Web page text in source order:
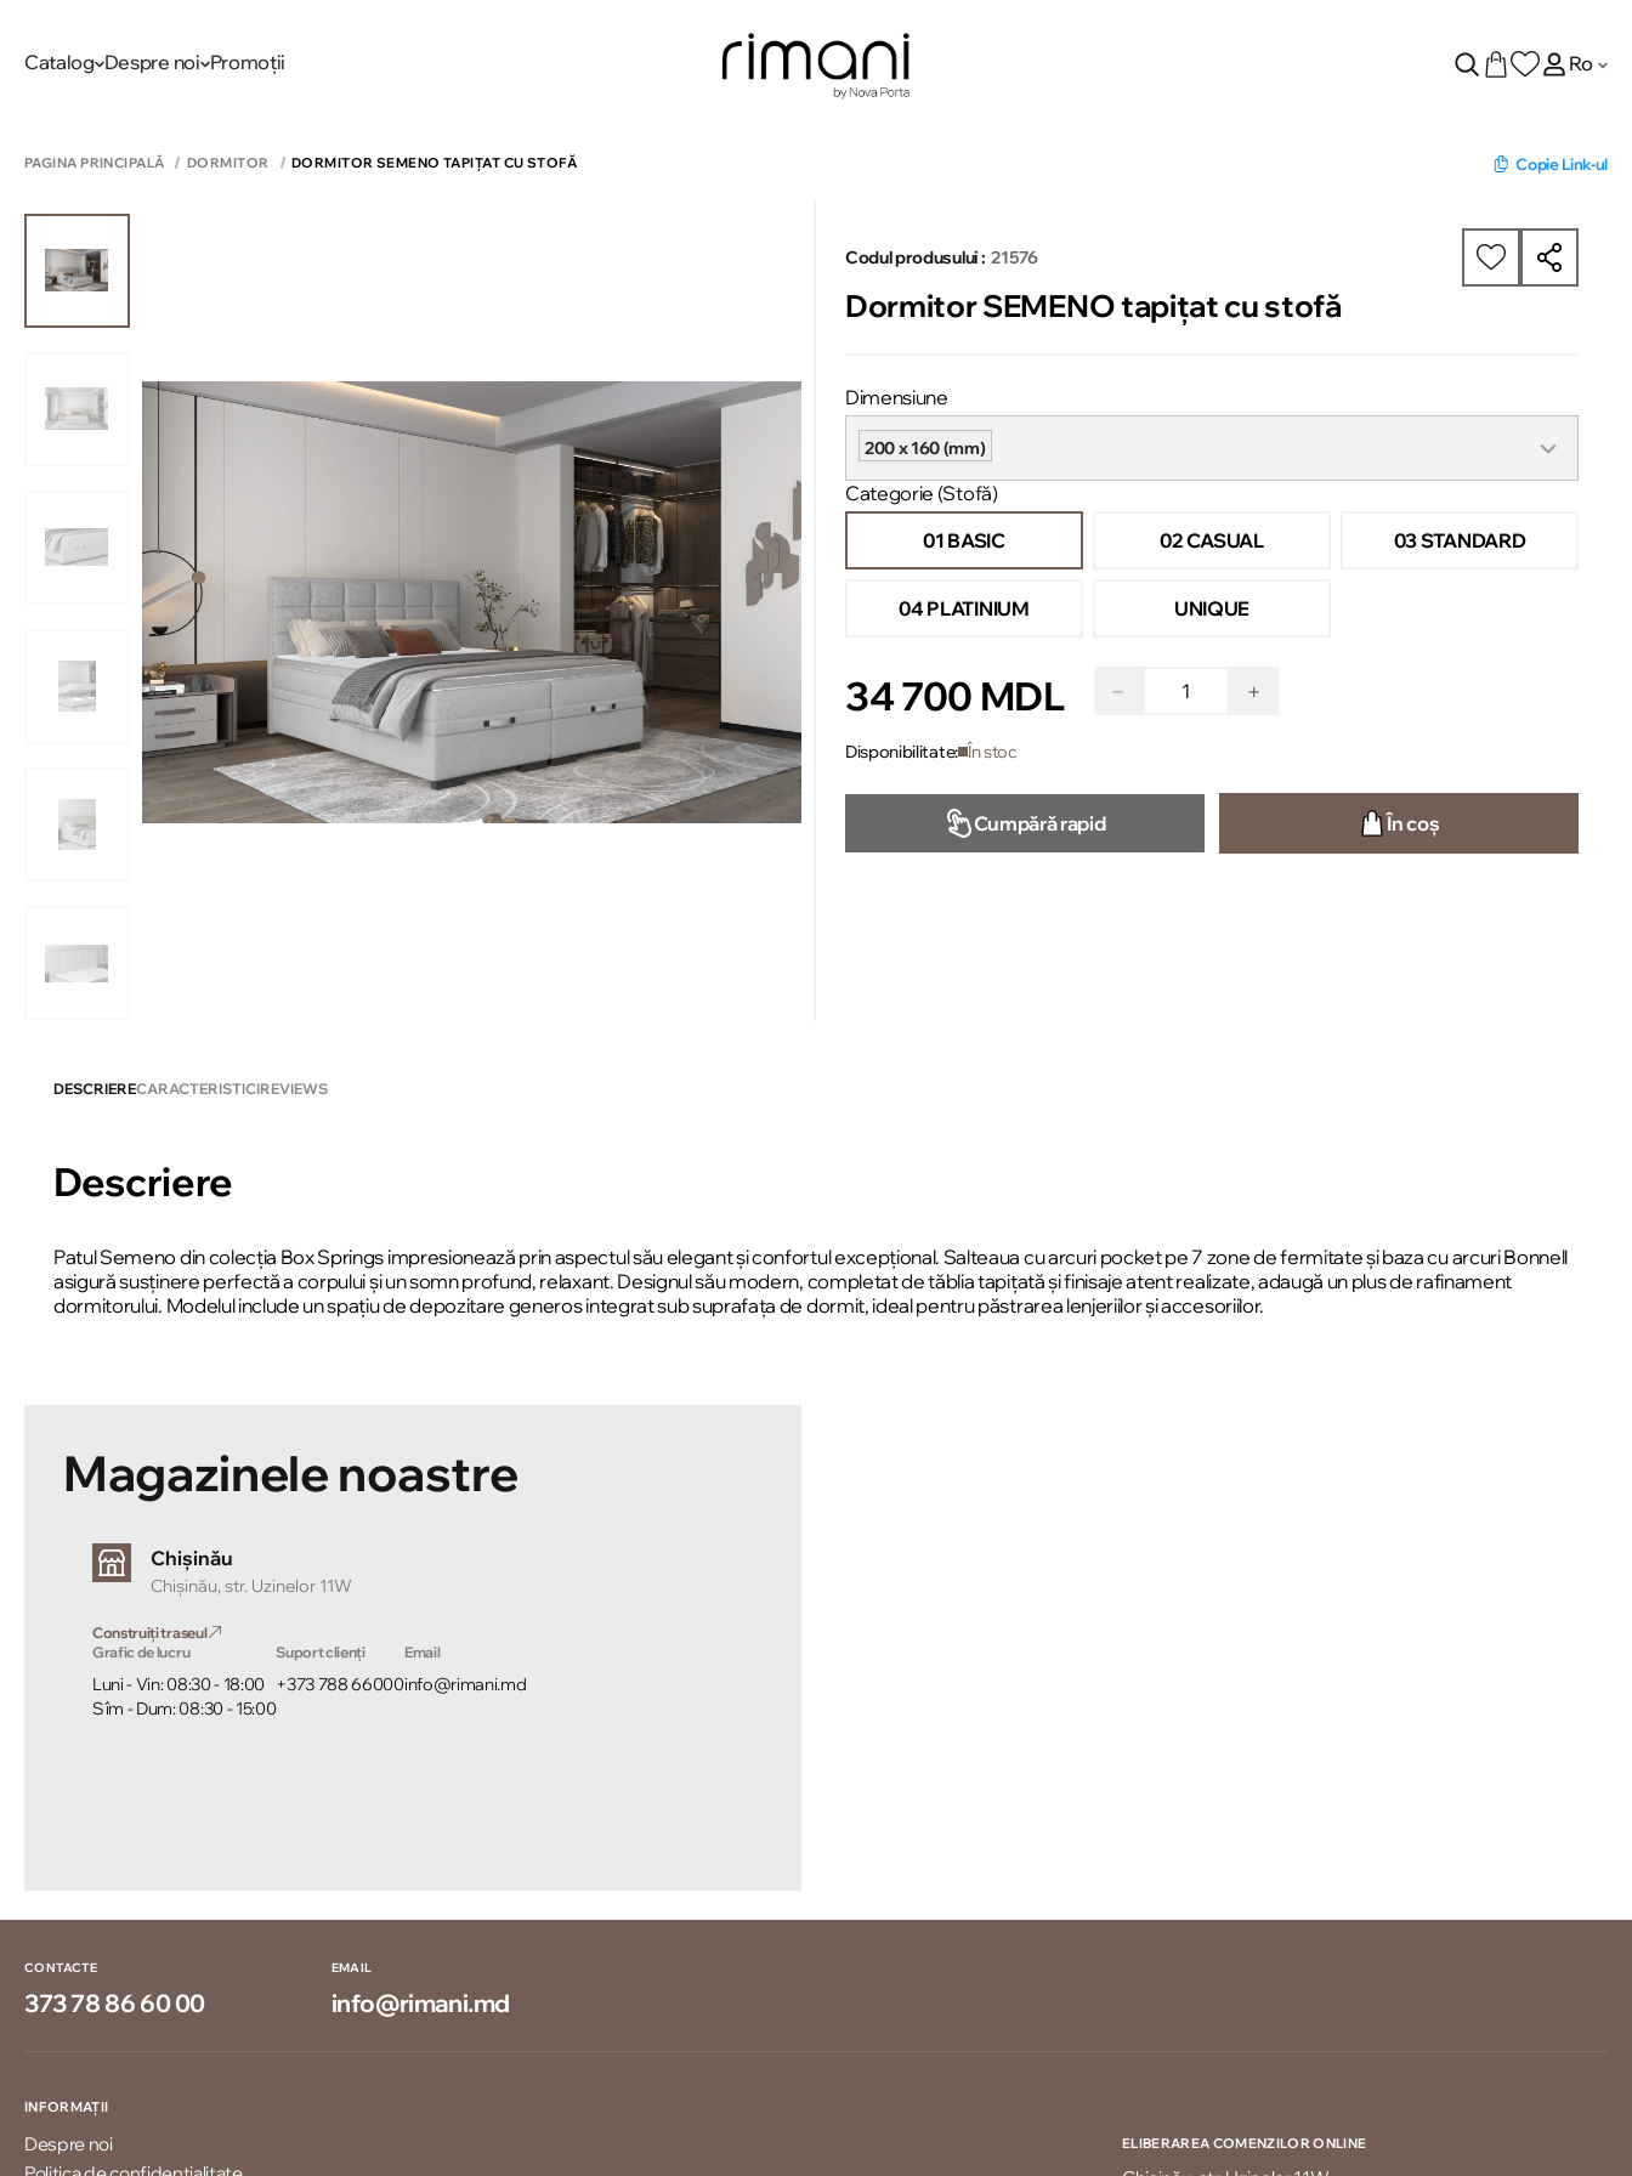
Catalog Despre noi Promoții Ro
PAGINA PRINCIPALĂ DORMITOR DORMITOR SEMENO TAPIȚAT CU STOFĂ Copie Link-ul
Codul produsului : 21576
Dormitor SEMENO tapițat cu stofă
Dimensiune
200 x 160 (mm)
Categorie (Stofă)
01 BASIC
02 CASUAL 03 STANDARD
04 PLATINIUM UNIQUE
34 700 MDL − +
Disponibilitate: În stoc
Cumpără rapid În coș
DESCRIERECARACTERISTICIREVIEWS
Descriere
Patul Semeno din colecția Box Springs impresionează prin aspectul său elegant și confortul excepțional. Salteaua cu arcuri pocket pe 7 zone de fermitate și baza cu arcuri Bonnell
asigură susținere perfectă a corpului și un somn profund, relaxant. Designul său modern, completat de tăblia tapițată și finisaje atent realizate, adaugă un plus de rafinament
dormitorului. Modelul include un spațiu de depozitare generos integrat sub suprafața de dormit, ideal pentru păstrarea lenjeriilor și accesoriilor.
Magazinele noastre
Chișinău
Chișinău, str. Uzinelor 11W
Construiți traseul
Grafic de lucru
Luni - Vin: 08:30 - 18:00
Sîm - Dum: 08:30 - 15:00
Suport clienți
+373 788 66000
Email
info@rimani.md
CONTACTE
373 78 86 60 00
EMAIL
info@rimani.md
INFORMAȚII
Despre noi
ELIBERAREA COMENZILOR ONLINE